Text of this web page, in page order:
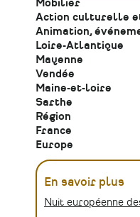
Mobilier
Action culturelle
Animation,
Loire-Atlantique
Mayenne
Vendée
Maine-et-loire
Sarthe
Région
France
Europe
En savoir plus